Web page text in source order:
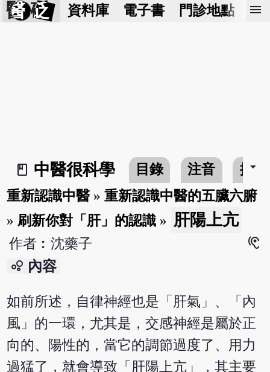
醫 砭 資料庫 電子書 門診地點 預
menu
book_2
中醫很科學 目錄 注音 搜尋
arrow_drop_down
重新認識中醫 »重新認識中醫的五臟六腑
» 刷新你對「肝」的認識 » 肝陽上亢
作者︰沈藥子
hearing
bubble_chart 內容
如前所述，自律神經也是「肝氣」、「內
風」的一環，尤其是，交感神經是屬於正
向的、陽性的，當它的調節過度了、用力
過猛了，就會導致「肝陽上亢」，其主要